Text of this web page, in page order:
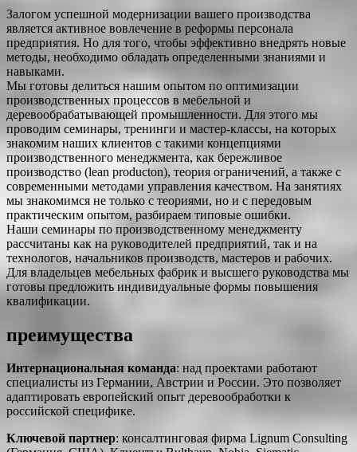
Залогом успешной модернизации вашего производства
является активное вовлечение в реформы персонала
предприятия. Но для того, чтобы эффективно внедрять новые
методы, необходимо обладать определенными знаниями и
навыками.
Мы готовы делиться нашим опытом по оптимизации
производственных процессов в мебельной и
деревообрабатывающей промышленности. Для этого мы
проводим семинары, тренинги и мастер-классы, на которых
знакомим наших клиентов с такими концепциями
производственного менеджмента, как бережливое
производство (lean producton), теория ограничений, а также с
современными методами управления качеством. На занятиях
мы знакомимся не только с теориями, но и с передовым
практическим опытом, разбираем типовые ошибки.
Наши семинары по производственному менеджменту
рассчитаны как на руководителей предприятий, так и на
технологов, начальников производств, мастеров и рабочих.
Для владельцев мебельных фабрик и высшего руководства мы
готовы предложить индивидуальные формы повышения
квалификации.
преимущества
Интернациональная команда: над проектами работают
специалисты из Германии, Австрии и России. Это позволяет
адаптировать европейский опыт деревообработки к
российской специфике.
Ключевой партнер: консалтинговая фирма Lignum Consulting